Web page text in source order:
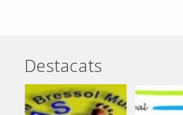
Destacats